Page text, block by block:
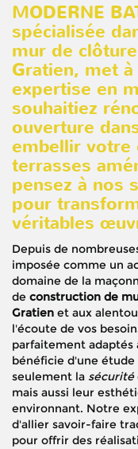
MODERNE
spécialisée
mur de
Gratien, met
expertise en
souhaitiez
ouverture
embellir votre
terrasses
pensez à nos
pour
véritables
Depuis de
imposée comme un
domaine de la
de construction de
Gratien et aux
l'écoute de vos
parfaitement adaptés
bénéficie d'une
seulement la sécurité
mais aussi leur
environnant. Notre
d'allier savoir-faire
pour offrir des